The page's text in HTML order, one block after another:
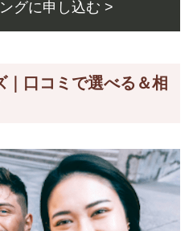
グに申し込む >
口コミで選べる＆相